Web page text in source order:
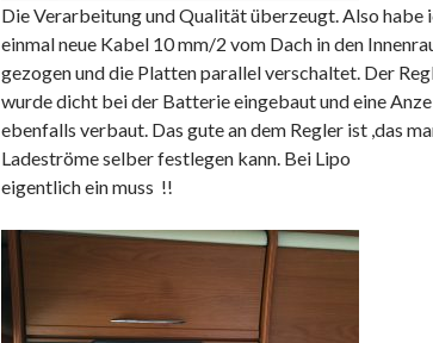
Die Verarbeitung und Qualität überzeugt. Also habe
einmal neue Kabel 10 mm/2 vom Dach in den
gezogen und die Platten parallel verschaltet. Der
wurde dicht bei der Batterie eingebaut und eine
ebenfalls verbaut. Das gute an dem Regler ist ,das
Ladeströme selber festlegen kann. Bei Lipo
eigentlich ein muss !!